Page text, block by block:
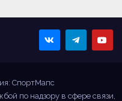
СпортМапс
по надзору в сфере связи,